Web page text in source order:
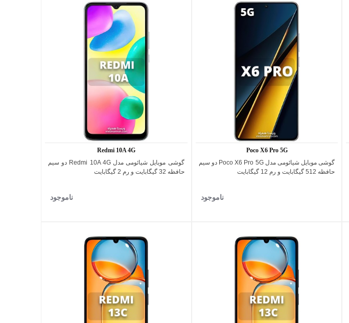
اضافه به مقایسه
Poco X6 Pro 5G
گوشی موبایل شیائومی مدل Poco X6 Pro 5G دو سیم
حافظه 512 گیگابایت و رم 12 گیگابایت
ناموجود
اضافه به مقایسه
Redmi 10A 4G
گوشی موبایل شیائومی مدل Redmi 10A 4G دو سیم
حافظه 32 گیگابایت و رم 2 گیگابایت
ناموجود